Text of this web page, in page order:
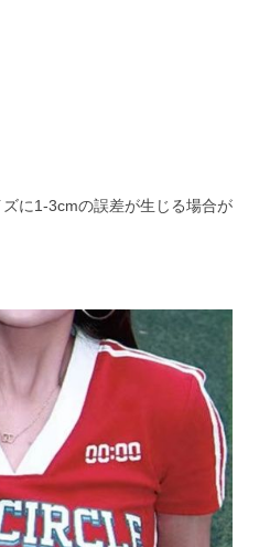
に1-3cmの誤差が生じる場合が